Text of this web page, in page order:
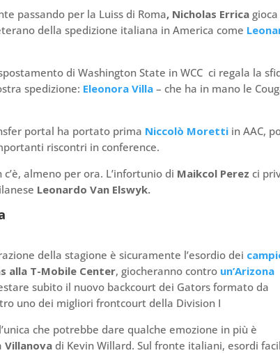
passando per la Luiss di Roma, Nicholas Errica
della spedizione italiana in America come
di Washington State in WCC ci regala la
spedizione: Eleonora Villa – che ha in mano le
portal ha portato prima Niccolò Moretti in AAC,
riscontri in conference.
almeno per ora. L’infortunio di Maikcol Perez ci
Leonardo Van Elswyk.
della stagione è sicuramente l’esordio dei
alla T-Mobile Center, giocheranno contro un’Arizona
subito il nuovo backcourt dei Gators formato da
uno dei migliori frontcourt della Division I
che potrebbe dare qualche emozione in più è
Villanova di Kevin Willard. Sul fronte italiani, esordi